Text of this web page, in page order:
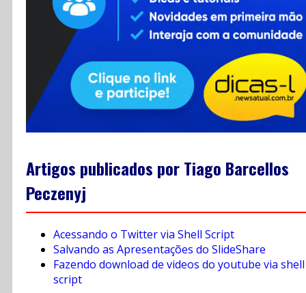
Contato
RSS
Artigos publicados por Tiago Barcellos
Peczenyj
Acessando o Twitter via Shell Script
Salvando as Apresentações do SlideShare
Fazendo download de videos do youtube via shell
script